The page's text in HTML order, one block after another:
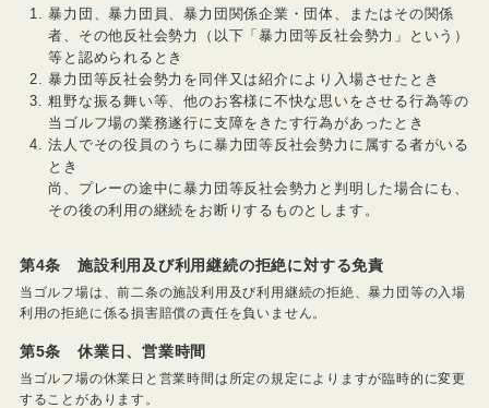
暴力団、暴力団員、暴力団関係企業・団体、またはその関係
者、その他反社会勢力（以下「暴力団等反社会勢力」という）
等と認められるとき
暴力団等反社会勢力を同伴又は紹介により入場させたとき
粗野な振る舞い等、他のお客様に不快な思いをさせる行為等の
当ゴルフ場の業務遂行に支障をきたす行為があったとき
法人でその役員のうちに暴力団等反社会勢力に属する者がいる
とき
尚、プレーの途中に暴力団等反社会勢力と判明した場合にも、
その後の利用の継続をお断りするものとします。
第4条 施設利用及び利用継続の拒絶に対する免責
当ゴルフ場は、前二条の施設利用及び利用継続の拒絶、暴力団等の入場
利用の拒絶に係る損害賠償の責任を負いません。
第5条 休業日、営業時間
当ゴルフ場の休業日と営業時間は所定の規定によりますが臨時的に変更
することがあります。